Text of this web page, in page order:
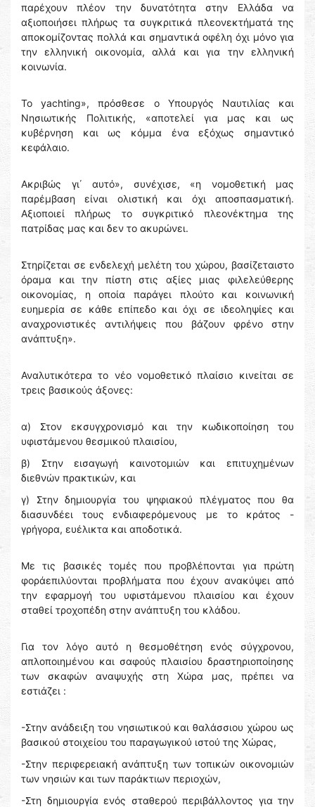
παρέχουν πλέον την δυνατότητα στην Ελλάδα να
αξιοποιήσει πλήρως τα συγκριτικά πλεονεκτήματά της
αποκομίζοντας πολλά και σημαντικά οφέλη όχι μόνο για
την ελληνική οικονομία, αλλά και για την ελληνική
κοινωνία.
Το yachting», πρόσθεσε ο Υπουργός Ναυτιλίας και
Νησιωτικής Πολιτικής, «αποτελεί για μας και ως
κυβέρνηση και ως κόμμα ένα εξόχως σημαντικό
κεφάλαιο.
Ακριβώς γι΄ αυτό», συνέχισε, «η νομοθετική μας
παρέμβαση είναι ολιστική και όχι αποσπασματική.
Αξιοποιεί πλήρως το συγκριτικό πλεονέκτημα της
πατρίδας μας και δεν το ακυρώνει.
Στηρίζεται σε ενδελεχή μελέτη του χώρου, βασίζεταιστο
όραμα και την πίστη στις αξίες μιας φιλελεύθερης
οικονομίας, η οποία παράγει πλούτο και κοινωνική
ευημερία σε κάθε επίπεδο και όχι σε ιδεοληψίες και
αναχρονιστικές αντιλήψεις που βάζουν φρένο στην
ανάπτυξη».
Αναλυτικότερα το νέο νομοθετικό πλαίσιο κινείται σε
τρεις βασικούς άξονες:
α) Στον εκσυγχρονισμό και την κωδικοποίηση του
υφιστάμενου θεσμικού πλαισίου,
β) Στην εισαγωγή καινοτομιών και επιτυχημένων
διεθνών πρακτικών, και
γ) Στην δημιουργία του ψηφιακού πλέγματος που θα
διασυνδέει τους ενδιαφερόμενους με το κράτος -
γρήγορα, ευέλικτα και αποδοτικά.
Με τις βασικές τομές που προβλέπονται για πρώτη
φοράεπιλύονται προβλήματα που έχουν ανακύψει από
την εφαρμογή του υφιστάμενου πλαισίου και έχουν
σταθεί τροχοπέδη στην ανάπτυξη του κλάδου.
Για τον λόγο αυτό η θεσμοθέτηση ενός σύγχρονου,
απλοποιημένου και σαφούς πλαισίου δραστηριοποίησης
των σκαφών αναψυχής στη Χώρα μας, πρέπει να
εστιάζει :
-Στην ανάδειξη του νησιωτικού και θαλάσσιου χώρου ως
βασικού στοιχείου του παραγωγικού ιστού της Χώρας,
-Στην περιφερειακή ανάπτυξη των τοπικών οικονομιών
των νησιών και των παράκτιων περιοχών,
-Στη δημιουργία ενός σταθερού περιβάλλοντος για την